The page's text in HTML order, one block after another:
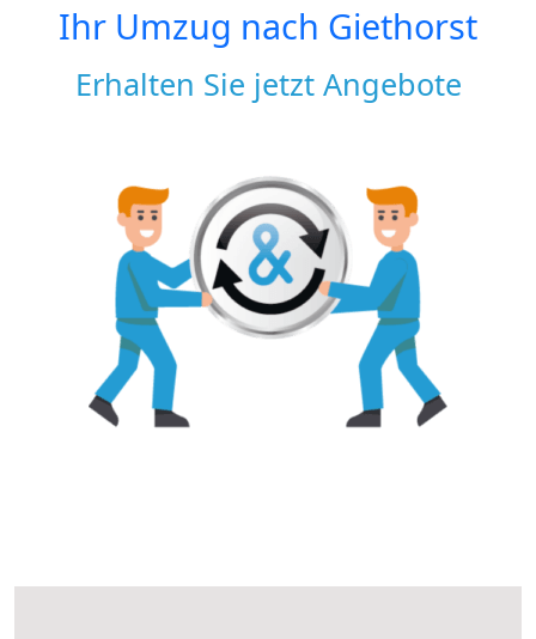
Ihr Umzug nach Giethorst
Erhalten Sie jetzt Angebote